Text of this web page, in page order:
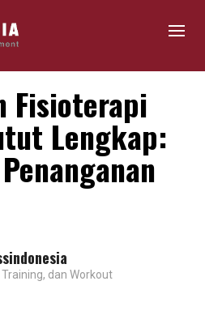
Fisioterapi
Lengkap:
Training, dan Workout